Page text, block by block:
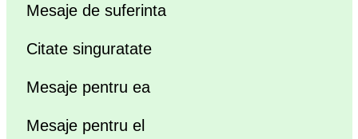
Mesaje de suferinta
Citate singuratate
Mesaje pentru ea
Mesaje pentru el